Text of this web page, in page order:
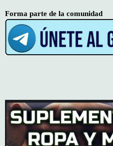
Forma parte de la comunidad